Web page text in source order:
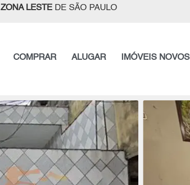
ZONA LESTEDE SÃO PAULO
COMPRAR ALUGAR IMÓVEIS NOVOS